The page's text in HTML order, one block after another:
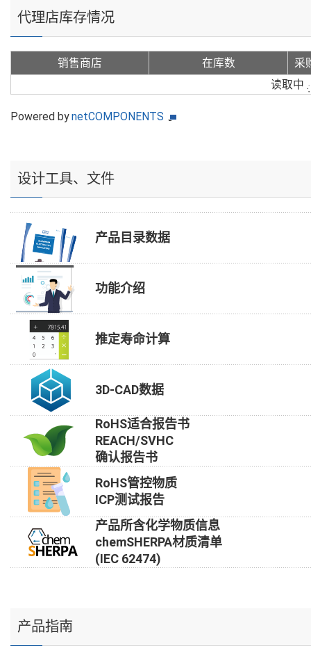
代理店库存情况
销售商店 在库数
采
读取中
Powered bynetCOMPONENTS
设计工具、文件
产品目录数据
功能介绍
推定寿命计算
3D-CAD数据
RoHS适合报告书
REACH/SVHC
确认报告书
RoHS管控物质
ICP测试报告
产品所含化学物质信息
chemSHERPA材质清单
(IEC 62474)
产品指南